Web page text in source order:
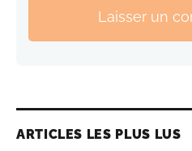
Laisser un
ARTICLES LES PLUS LUS